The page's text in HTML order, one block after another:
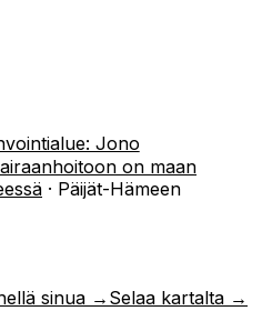
Jono
on maan
· Päijät-Hämeen
sinua →Selaa kartalta →